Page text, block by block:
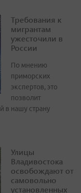
Требования к
мигрантам
ужесточили в
России
По мнению
приморских
экспертов, это
позволит
в нашу страну
Улицы
Владивостока
освобождают от
самовольно
установленных